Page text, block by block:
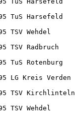
TuS
TSV Wehdel
TSV Radbruch
TuS
LG Kreis
TSV
TSV Wehdel